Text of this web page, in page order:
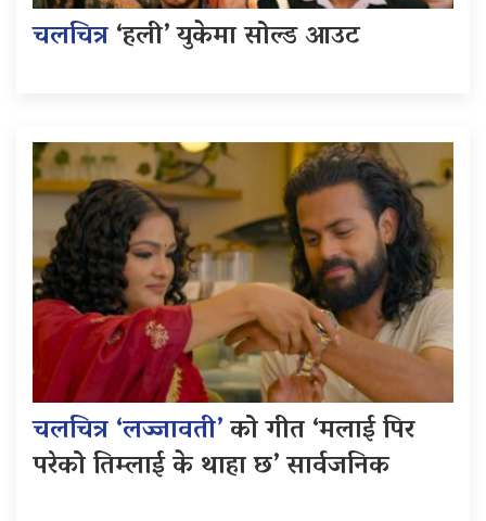
चलचित्र‘हली’ युकेमा सोल्ड आउट
चलचित्र ‘लज्जावती’को गीत ‘मलाई पिर
परेको तिम्लाई के थाहा छ’ सार्वजनिक